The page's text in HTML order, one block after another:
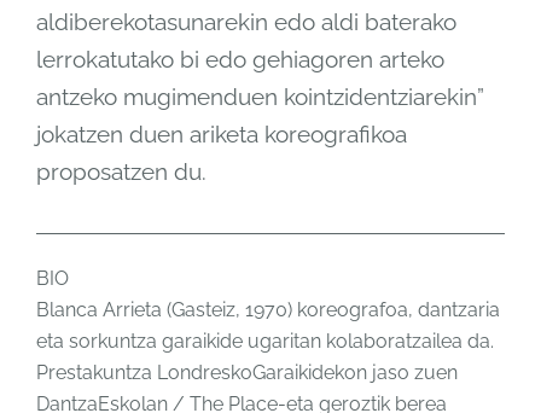
aldiberekotasunarekin edo aldi baterako
lerrokatutako bi edo gehiagoren arteko
antzeko mugimenduen kointzidentziarekin”
jokatzen duen ariketa koreografikoa
proposatzen du.
BIO
Blanca Arrieta (Gasteiz, 1970) koreografoa, dantzaria
eta sorkuntza garaikide ugaritan kolaboratzailea da.
Prestakuntza LondreskoGaraikidekon jaso zuen
DantzaEskolan / The Place-eta geroztik berea